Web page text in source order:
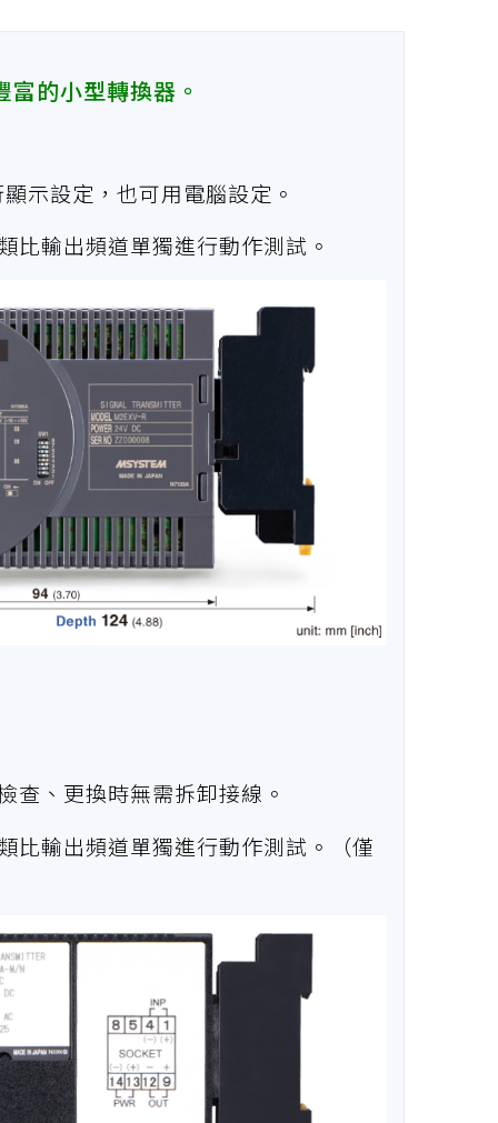
的小型轉換器。
示設定，也可用電腦設定。
比輸出頻道單獨進行動作測試。
查、更換時無需拆卸接線。
比輸出頻道單獨進行動作測試。（僅